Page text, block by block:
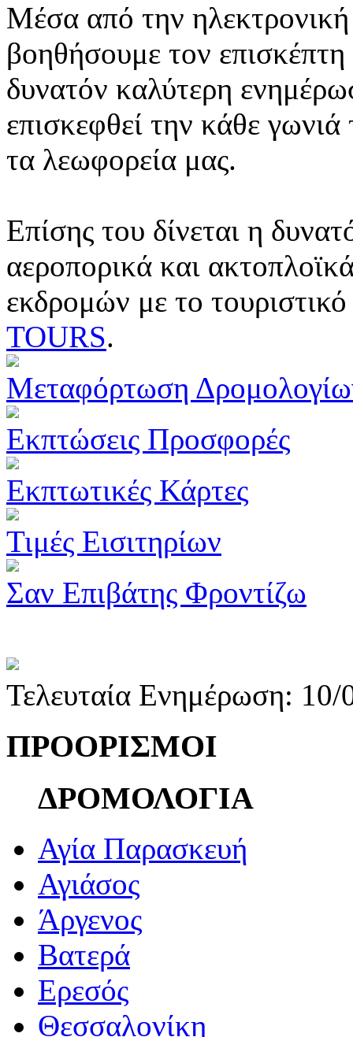
Μέσα από την ηλεκτρονική
βοηθήσουμε τον
δυνατόν καλύτερη
επισκεφθεί την κάθε
τα λεωφορεία μας.
Επίσης του δίνεται η
αεροπορικά και
εκδρομών με το
TOURS.
Μεταφόρτωση
Εκπτώσεις Προσφορές
Εκπτωτικές Κάρτες
Τιμές Εισιτηρίων
Σαν Επιβάτης Φροντίζω
Τελευταία Ενημέρωση:
ΠΡΟΟΡΙΣΜΟΙ
ΔΡΟΜΟΛΟΓΙΑ
Αγία Παρασκευή
Αγιάσος
Άργενος
Βατερά
Ερεσός
Θεσσαλονίκη